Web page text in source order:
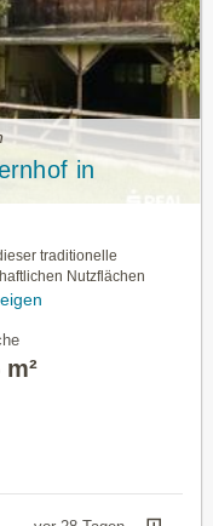
in
traditionelle
Nutzflächen